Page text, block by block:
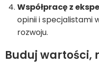
Współpracę z
opinii i specjalistami
rozwoju.
Buduj wartości,